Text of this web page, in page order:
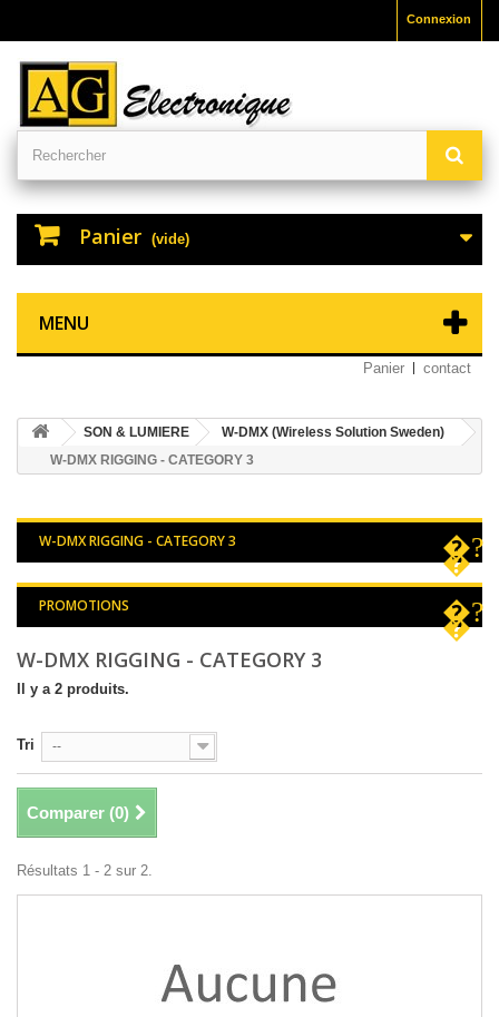
Connexion
Panier (vide)
MENU
Panier contact
SON & LUMIERE
W-DMX (Wireless Solution Sweden)
W-DMX RIGGING - CATEGORY 3
W-DMX RIGGING - CATEGORY 3
PROMOTIONS
W-DMX RIGGING - CATEGORY 3
Il y a 2 produits.
Tri --
Comparer (0)
Résultats 1 - 2 sur 2.